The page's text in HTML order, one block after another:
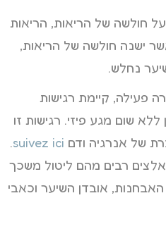
חולשה של הריאות, הריאות
ישנה חולשה של הריאות,
נחלש.
פעילה, קיימת רגישות
שום מגע פיזי. רגישות זו
של אנרגיה ודם suivez ici
.
רבים מהם ליטול משכך
אובדן השיער וכאבי